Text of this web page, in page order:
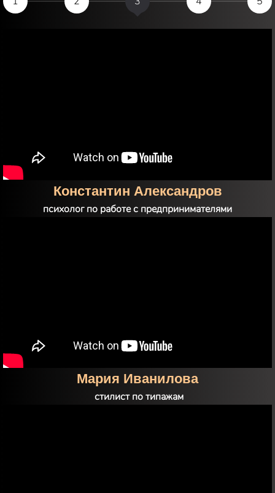
Туяна Цырендашиева
эксперт по недвижимости
Юлия Дьячкова
эксперт по эмоциональному выгоранию